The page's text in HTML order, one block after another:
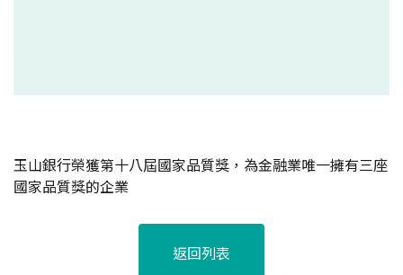
玉山銀行榮獲第十八屆國家品質獎，為金融業唯一擁有三座
國家品質獎的企業
返回列表